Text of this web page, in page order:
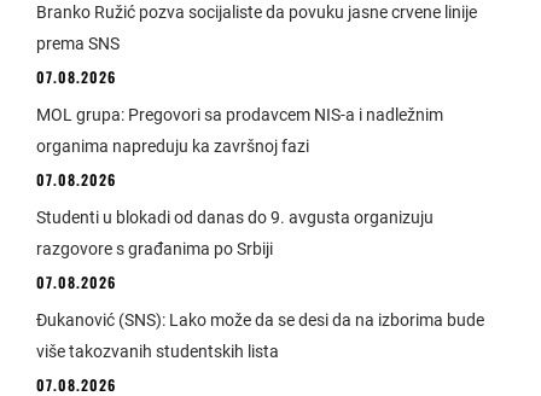
Branko Ružić pozva socijaliste da povuku jasne crvene linije
prema SNS
07.08.2026
MOL grupa: Pregovori sa prodavcem NIS-a i nadležnim
organima napreduju ka završnoj fazi
07.08.2026
Studenti u blokadi od danas do 9. avgusta organizuju
razgovore s građanima po Srbiji
07.08.2026
Đukanović (SNS): Lako može da se desi da na izborima bude
više takozvanih studentskih lista
07.08.2026